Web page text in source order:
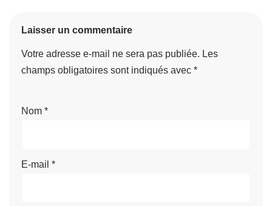
Laisser un commentaire
Votre adresse e-mail ne sera pas publiée. Les
champs obligatoires sont indiqués avec *
Nom *
E-mail *